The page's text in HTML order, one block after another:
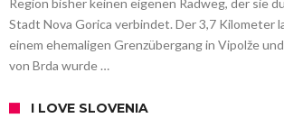
Region bisher keinen eigenen Radweg, der sie
Stadt Nova Gorica verbindet. Der 3,7 Kilometer
einem ehemaligen Grenzübergang in Vipolže
von Brda wurde …
I LOVE SLOVENIA